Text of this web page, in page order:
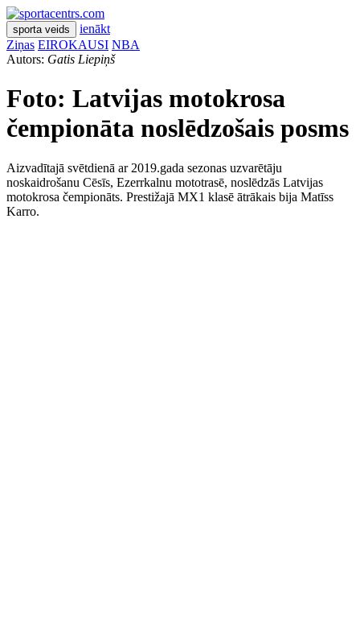
sporta veids
ienākt
Ziņas EIROKAUSI NBA
Autors: Gatis Liepiņš
Foto: Latvijas motokrosa
čempionāta noslēdzošais posms
Aizvadītajā svētdienā ar 2019.gada sezonas uzvarētāju
noskaidrošanu Cēsīs, Ezerrkalnu mototrasē, noslēdzās Latvijas
motokrosa čempionāts. Prestižajā MX1 klasē ātrākais bija Matīss
Karro.